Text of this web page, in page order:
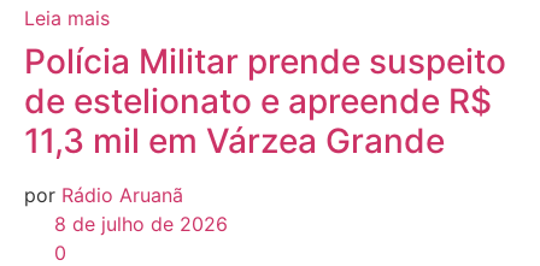
Leia mais
Polícia Militar prende suspeito
de estelionato e apreende R$
11,3 mil em Várzea Grande
por Rádio Aruanã
8 de julho de 2026
0